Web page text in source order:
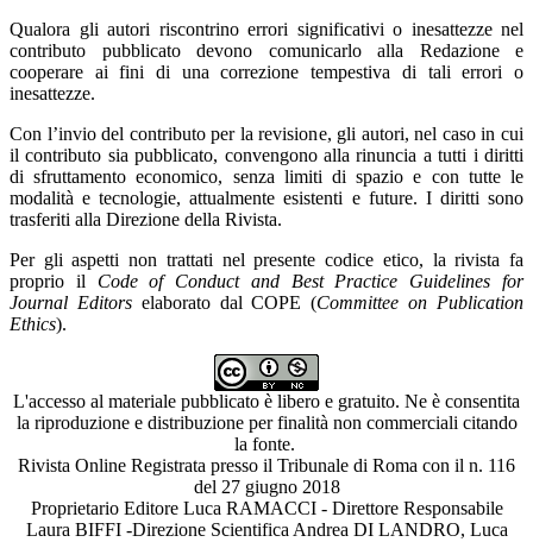
Qualora gli autori riscontrino errori significativi o inesattezze nel
contributo pubblicato devono comunicarlo alla Redazione e
cooperare ai fini di una correzione tempestiva di tali errori o
inesattezze.
Con l’invio del contributo per la revisione, gli autori, nel caso in cui
il contributo sia pubblicato, convengono alla rinuncia a tutti i diritti
di sfruttamento economico, senza limiti di spazio e con tutte le
modalità e tecnologie, attualmente esistenti e future. I diritti sono
trasferiti alla Direzione della Rivista.
Per gli aspetti non trattati nel presente codice etico, la rivista fa
proprio il Code of Conduct and Best Practice Guidelines for
Journal Editors elaborato dal COPE (Committee on Publication
Ethics).
L'accesso al materiale pubblicato è libero e gratuito. Ne è consentita
la riproduzione e distribuzione per finalità non commerciali citando
la fonte.
Rivista Online Registrata presso il Tribunale di Roma con il n. 116
del 27 giugno 2018
Proprietario Editore Luca RAMACCI - Direttore Responsabile
Laura BIFFI -Direzione Scientifica Andrea DI LANDRO, Luca